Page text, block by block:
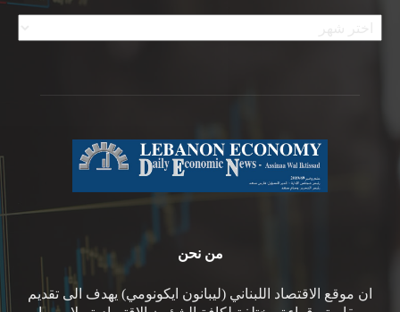
الأرشيف
من نحن
ان موقع الاقتصاد اللبناني (ليبانون ايكونومي) يهدف الى تقديم